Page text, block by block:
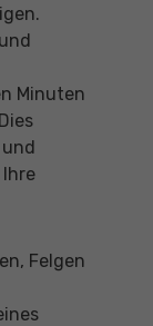
Minuten
Felgen